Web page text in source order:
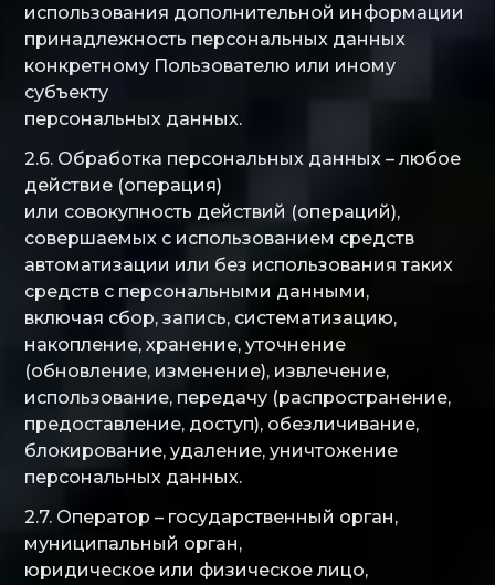
использования дополнительной информации
принадлежность персональных данных
конкретному Пользователю или иному
субъекту
персональных данных.
2.6. Обработка персональных данных – любое
действие (операция)
или совокупность действий (операций),
совершаемых с использованием средств
автоматизации или без использования таких
средств с персональными данными,
включая сбор, запись, систематизацию,
накопление, хранение, уточнение
(обновление, изменение), извлечение,
использование, передачу (распространение,
предоставление, доступ), обезличивание,
блокирование, удаление, уничтожение
персональных данных.
2.7. Оператор – государственный орган,
муниципальный орган,
юридическое или физическое лицо,